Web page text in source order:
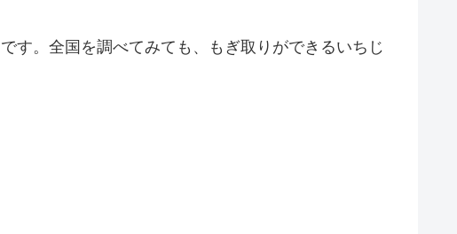
す。全国を調べてみても、もぎ取りができるいちじ